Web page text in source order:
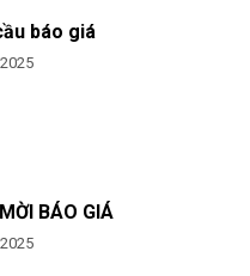
báo giá
BÁO GIÁ